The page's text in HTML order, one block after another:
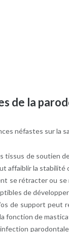
de la
néfastes sur la
de soutien
affaiblir la
se rétracter ou se
de
de support
fonction de